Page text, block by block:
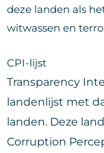
deze landen als
witwassen en
CPI-lijst
Transparency
landenlijst met
landen. Deze
Corruption